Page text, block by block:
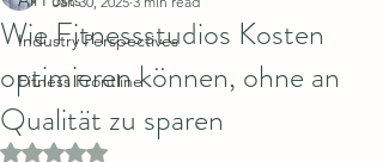
Industry Perspectives
Fitness Frontline
Wie Fitnessstudios Kosten
optimieren können, ohne an
Qualität zu sparen
Rated NaN out of 5 stars.